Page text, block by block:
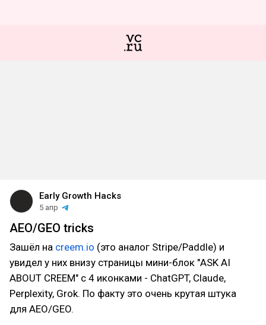
Early Growth Hacks
5 апр
AEO/GEO tricks
Зашёл на creem.io (это аналог Stripe/Paddle) и
увидел у них внизу страницы мини-блок "ASK AI
ABOUT CREEM" с 4 иконками - ChatGPT, Claude,
Perplexity, Grok. По факту это очень крутая штука
для AEO/GEO.